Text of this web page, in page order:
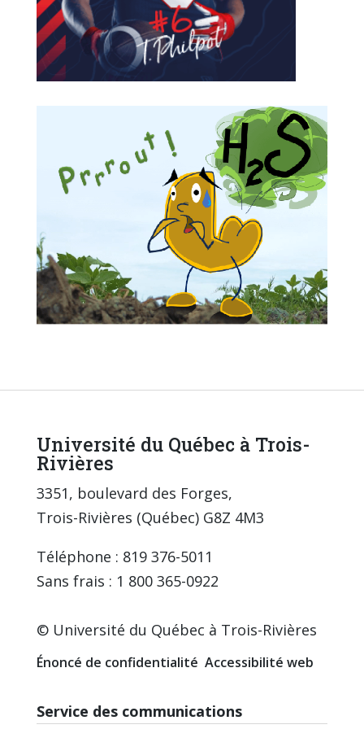
Université du Québec à Trois-
Rivières
3351, boulevard des Forges,
Trois-Rivières (Québec) G8Z 4M3
Téléphone : 819 376-5011
Sans frais : 1 800 365-0922
© Université du Québec à Trois-Rivières
Énoncé de confidentialité Accessibilité web
Service des communications